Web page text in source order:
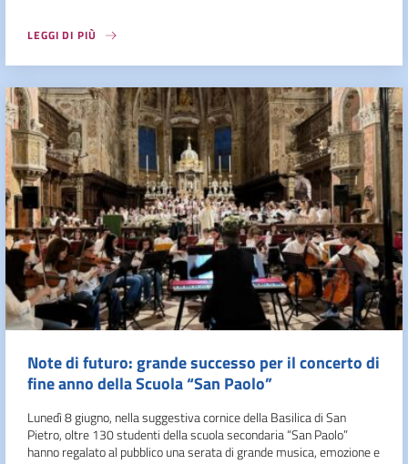
LEGGI DI PIÙ
Note di futuro: grande successo per il concerto di
fine anno della Scuola “San Paolo”
Lunedì 8 giugno, nella suggestiva cornice della Basilica di San
Pietro, oltre 130 studenti della scuola secondaria “San Paolo”
hanno regalato al pubblico una serata di grande musica, emozione e